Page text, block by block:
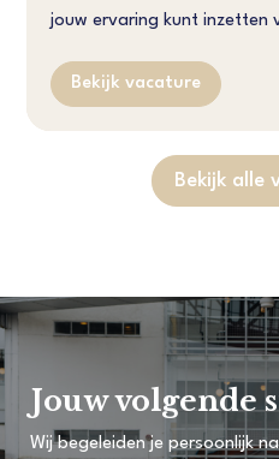
jouw ervaring kunt inzetten
Bekijk vacature
Bekijk alle
Jouw volgende
Wij begeleiden je persoonlijk